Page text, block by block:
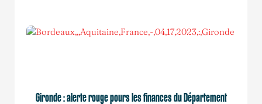
Gironde : alerte rouge pours les finances du Département